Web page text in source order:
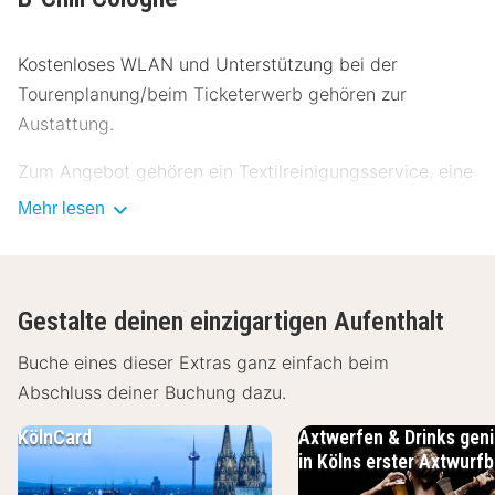
Kostenloses WLAN und Unterstützung bei der
Tourenplanung/beim Ticketerwerb gehören zur
Austattung.
Zum Angebot gehören ein Textilreinigungsservice, eine
Gepäckaufbewahrung und eine Wäscherei.
Fußbodenheizung und einen Smart-TV verfügen. Dein
Bett bietet Daunenbettdecken und hochwertige
Bettwaren. Die Zimmer haben eigene Balkone. Ein
WLAN-Internetzugang (kostenlos) ist ebenso
verfügbar wie Digitalempfang.
Entfernungen werden bis auf 0,1 Kilometer gerundet.
Mehr lesen
Gestalte deinen einzigartigen Aufenthalt
Buche eines dieser Extras ganz einfach beim
Abschluss deiner Buchung dazu.
KölnCard
Axtwerfen & Drinks
in Kölns erster